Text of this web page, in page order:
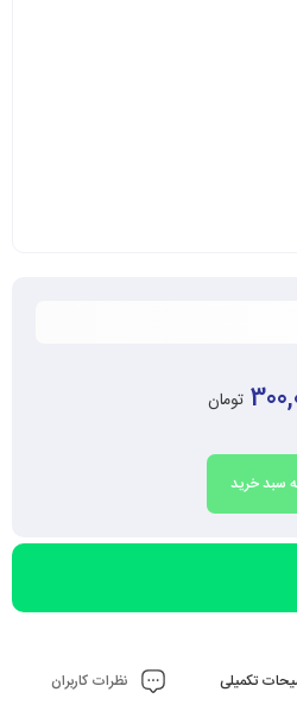
تومان
سبد خرید
تکمیلی نظرات کاربران